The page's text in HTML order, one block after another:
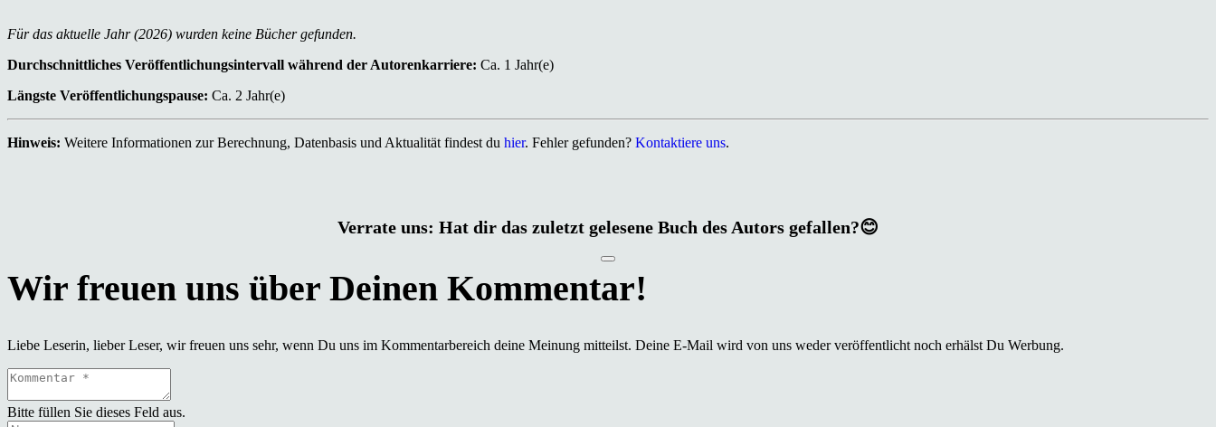
Für das aktuelle Jahr (2026) wurden keine Bücher gefunden.
Durchschnittliches Veröffentlichungsintervall während der Autorenkarriere: Ca. 1 Jahr(e)
Längste Veröffentlichungspause: Ca. 2 Jahr(e)
Hinweis: Weitere Informationen zur Berechnung, Datenbasis und Aktualität findest du hier. Fehler gefunden? Kontaktiere uns.
Verrate uns: Hat dir das zuletzt gelesene Buch des Autors gefallen?😊
Liebe Leserin, lieber Leser, wir freuen uns sehr, wenn Du uns im Kommentarbereich deine Meinung mitteilst. Deine E-Mail wird von uns weder veröffentlicht noch erhälst Du Werbung.
Bitte füllen Sie dieses Feld aus.